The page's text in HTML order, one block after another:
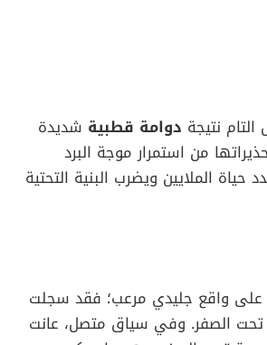
نتيجة دوامة قطبية شديدة
من استمرار موجة البرد
الملايين ويضرب البنية التحتية
على واقع جليدي مرعب؛ فقد سجلت
درجات حرارة انخفضت عن 20 درجة مئوية تحت الصفر. وفي سياق متصل، عانت